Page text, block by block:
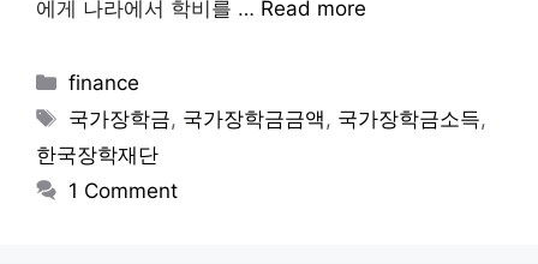
에게 나라에서 학비를 … Read more
Categories
finance
Tags
국가장학금, 국가장학금금액 , 국가장학금소득,
한국장학재단
1 Comment